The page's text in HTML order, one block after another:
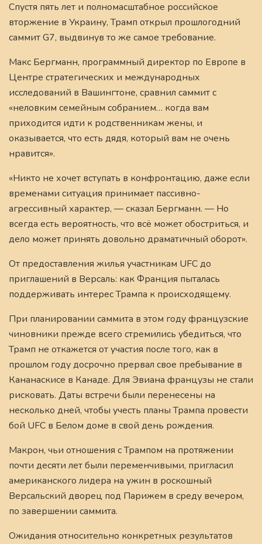
Спустя пять лет и полномасштабное российское
вторжение в Украину, Трамп открыл прошлогодний
саммит G7, выдвинув то же самое требование.
Макс Бергманн, программный директор по Европе в
Центре стратегических и международных
исследований в Вашингтоне, сравнил саммит с
«неловким семейным собранием… когда вам
приходится идти к родственникам жены, и
оказывается, что есть дядя, который вам не очень
нравится».
«Никто не хочет вступать в конфронтацию, даже если
временами ситуация принимает пассивно-
агрессивный характер, — сказал Бергманн. — Но
всегда есть вероятность, что всё может обостриться, и
дело может принять довольно драматичный оборот».
От предоставления жилья участникам UFC до
приглашений в Версаль: как Франция пыталась
поддерживать интерес Трампа к происходящему.
При планировании саммита в этом году французские
чиновники прежде всего стремились убедиться, что
Трамп не откажется от участия после того, как в
прошлом году досрочно прервал свое пребывание в
Кананаскисе в Канаде. Для Эвиана французы не стали
рисковать. Даты встречи были перенесены на
несколько дней, чтобы учесть планы Трампа провести
бой UFC в Белом доме в свой день рождения.
Макрон, чьи отношения с Трампом на протяжении
почти десяти лет были переменчивыми, пригласил
американского лидера на ужин в роскошный
Версальский дворец под Парижем в среду вечером,
по завершении саммита.
Ожидания относительно конкретных результатов